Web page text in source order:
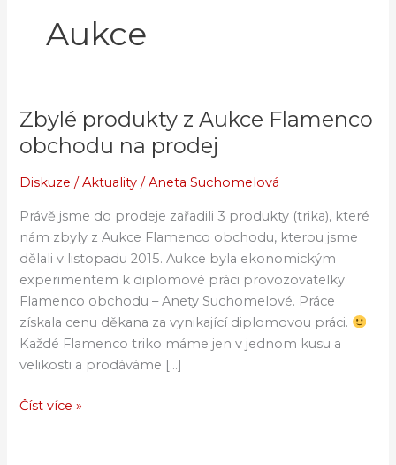
Aukce
Zbylé produkty z Aukce Flamenco
obchodu na prodej
Diskuze /Aktuality /Aneta Suchomelová
Právě jsme do prodeje zařadili 3 produkty (trika), které
nám zbyly z Aukce Flamenco obchodu, kterou jsme
dělali v listopadu 2015. Aukce byla ekonomickým
experimentem k diplomové práci provozovatelky
Flamenco obchodu – Anety Suchomelové. Práce
získala cenu děkana za vynikající diplomovou práci.
Každé Flamenco triko máme jen v jednom kusu a
velikosti a prodáváme […]
Zbylé
produkty
z
Aukce
obchodu
na
prodej
Číst více »